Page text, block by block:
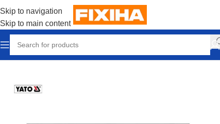
Skip to navigation
Skip to main content
Accueil/Outillages & Equipements